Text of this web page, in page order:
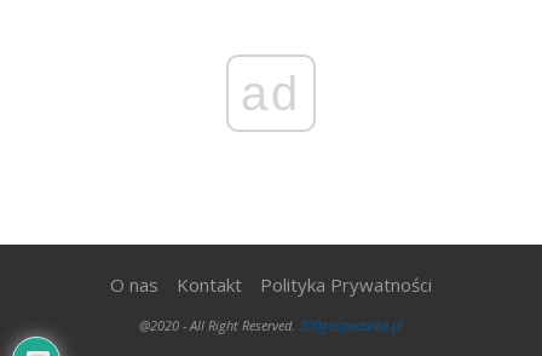
ad
O nas Kontakt Polityka Prywatności
@2020 - All Right Reserved. 300gospodarka.pl